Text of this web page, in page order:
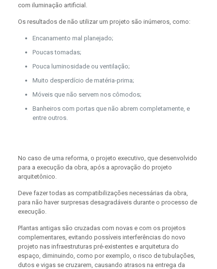
com iluminação artificial.
Os resultados de não utilizar um projeto são inúmeros, como:
Encanamento mal planejado;
Poucas tomadas;
Pouca luminosidade ou ventilação;
Muito desperdício de matéria-prima;
Móveis que não servem nos cômodos;
Banheiros com portas que não abrem completamente, e
entre outros.
No caso de uma reforma, o projeto executivo, que desenvolvido
para a execução da obra, após a aprovação do projeto
arquitetônico.
Deve fazer todas as compatibilizações necessárias da obra,
para não haver surpresas desagradáveis durante o processo de
execução.
Plantas antigas são cruzadas com novas e com os projetos
complementares, evitando possíveis interferências do novo
projeto nas infraestruturas pré-existentes e arquitetura do
espaço, diminuindo, como por exemplo, o risco de tubulações,
dutos e vigas se cruzarem, causando atrasos na entrega da